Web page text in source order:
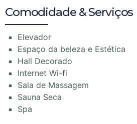
Comodidade & Serviços
Elevador
Espaço da beleza e Estética
Hall Decorado
Internet Wi-fi
Sala de Massagem
Sauna Seca
Spa